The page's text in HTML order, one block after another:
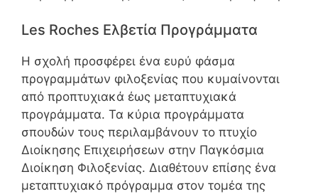
Les Roches Ελβετία Προγράμματα
Η σχολή προσφέρει ένα ευρύ φάσμα
προγραμμάτων φιλοξενίας που κυμαίνονται
από προπτυχιακά έως μεταπτυχιακά
προγράμματα. Τα κύρια προγράμματα
σπουδών τους περιλαμβάνουν το πτυχίο
Διοίκησης Επιχειρήσεων στην Παγκόσμια
Διοίκηση Φιλοξενίας. Διαθέτουν επίσης ένα
μεταπτυχιακό πρόγραμμα στον τομέα της